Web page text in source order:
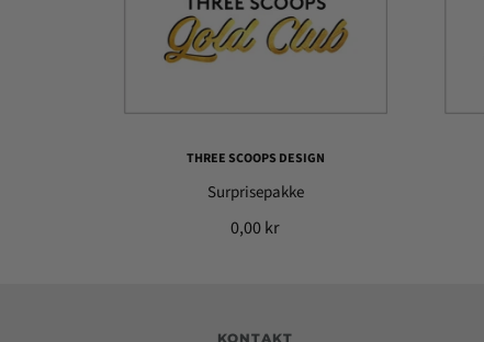
THREE SCOOPS DESIGN
Surprisepakke
0,00 kr
KONTAKT